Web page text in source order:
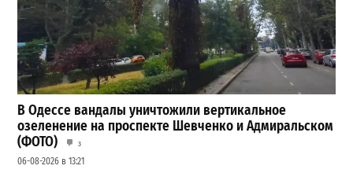
В Одессе вандалы уничтожили вертикальное
озеленение на проспекте Шевченко и Адмиральском
(ФОТО)
3
06-08-2026 в 13:21